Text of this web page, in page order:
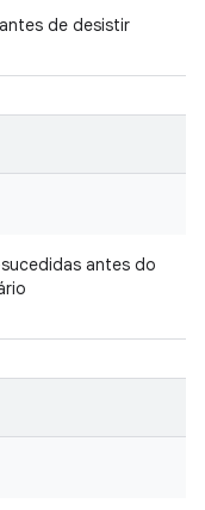
de desistir
antes do